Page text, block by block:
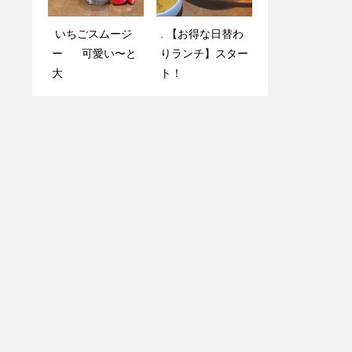
いちごスムージ
ー 可愛い〜と
大
. 【お得な日替わ
りランチ】スター
ト！
. 平日限定️ . 平日限定️